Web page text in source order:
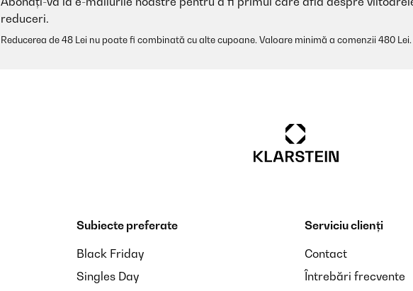
reduceri.
Reducerea de 48 Lei nu poate fi combinată cu alte cupoane. Valoare minimă a comenzii 480 Lei.
Subiecte preferate
Black Friday
Singles Day
Serviciu clienți
Contact
Întrebări frecvente